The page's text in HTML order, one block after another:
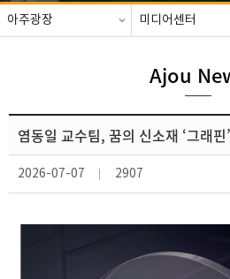
아주광장 미디어센터
Ajou
염동일 교수팀, 꿈의 신소재 ‘그래
2026-07-07 2907